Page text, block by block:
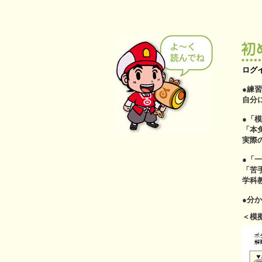
ログ
●練
自分
●「
「
実際
●「
「
学科
●分
＜模